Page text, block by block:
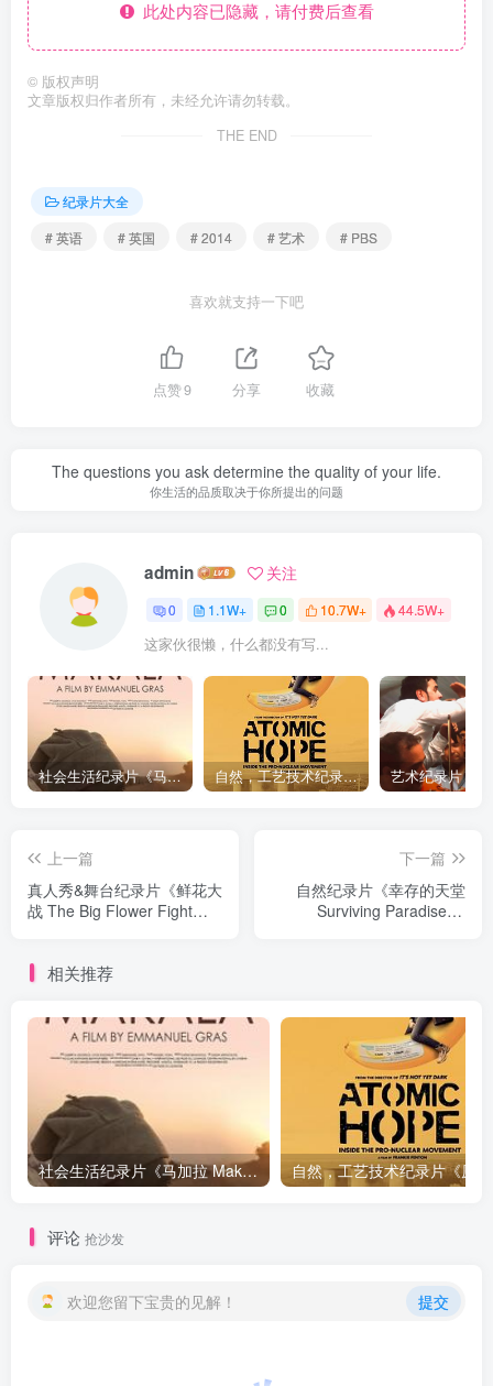
此处内容已隐藏，请付费后查看
© 版权声明
文章版权归作者所有，未经允许请勿转载。
THE END
纪录片大全
# 英语
# 英国 # 2014 # 艺术 # PBS
喜欢就支持一下吧
点赞9 分享 收藏
The questions you ask determine the quality of your life.
你生活的品质取决于你所提出的问题
admin 关注
0 1.1W+ 0 10.7W+ 44.5W+
这家伙很懒，什么都没有写...
社会生活纪录片《马加拉 Makala》下载 自然，工艺技术纪录片《原子能的希望 Atomic Hope – Inside the Pro-Nuclear Movement》下载
上一篇
真人秀&舞台纪录片《鲜花大
战 The Big Flower Fight》
下一篇
自然纪录片《幸存的天堂
Surviving Paradise: A
相关推荐
社会生活纪录片《马加拉 Makala》下载
评论 抢沙发
欢迎您留下宝贵的见解！ 提交